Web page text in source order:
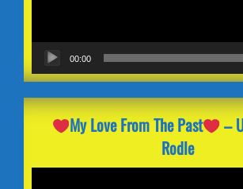
00:00
My Love From The Past
–
Rodle